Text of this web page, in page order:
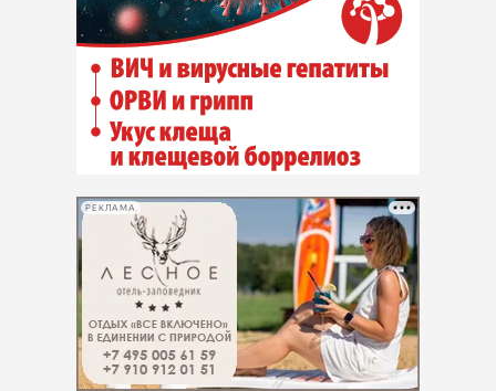
РЕКЛАМА